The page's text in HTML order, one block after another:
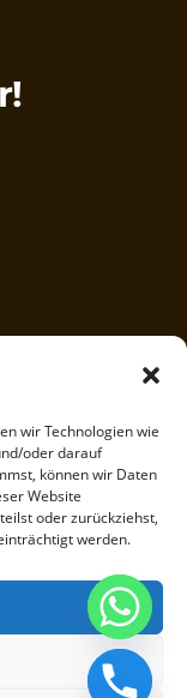
wir Technologien wie
oder darauf
können wir Daten
Website
oder zurückziehst,
werden.
HIDE
CHATY